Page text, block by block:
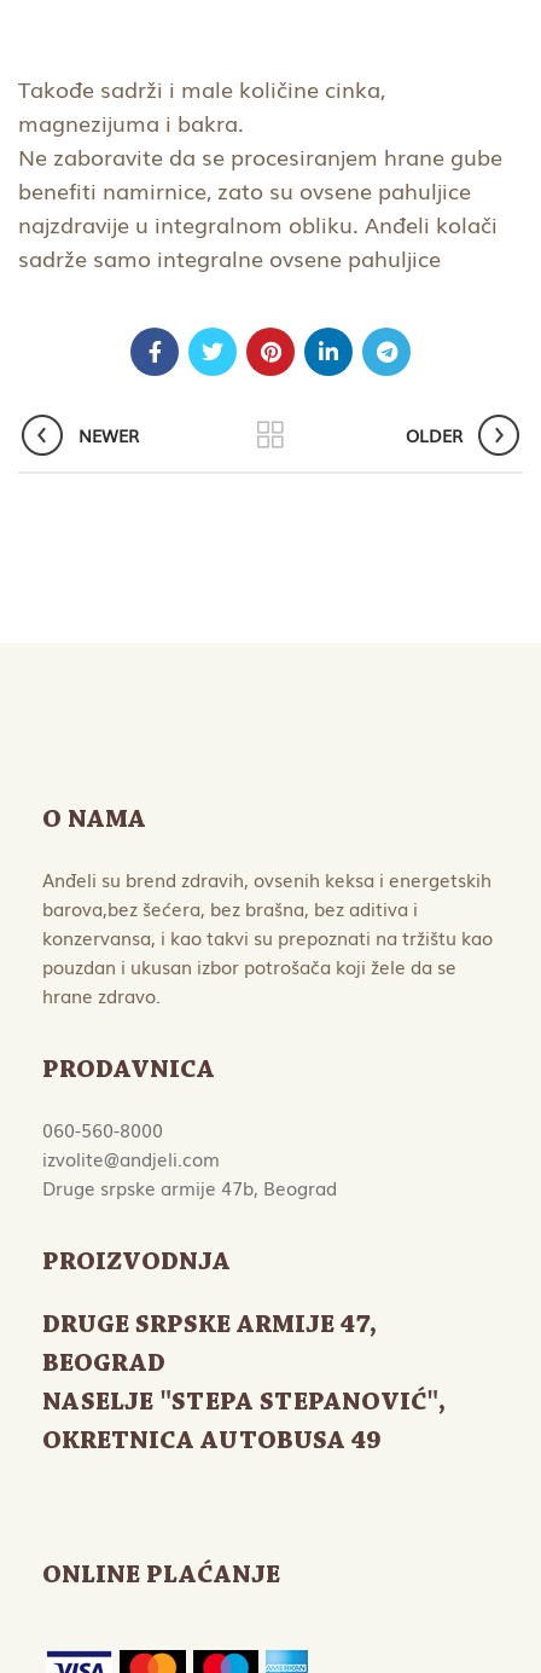
Takođe sadrži i male količine cinka,
magnezijuma i bakra.
Ne zaboravite da se procesiranjem hrane gube
benefiti namirnice, zato su ovsene pahuljice
najzdravije u integralnom obliku. Anđeli kolači
sadrže samo integralne ovsene pahuljice
NEWER OLDER
O NAMA
Anđeli su brend zdravih, ovsenih keksa i energetskih
barova,bez šećera, bez brašna, bez aditiva i
konzervansa, i kao takvi su prepoznati na tržištu kao
pouzdan i ukusan izbor potrošača koji žele da se
hrane zdravo.
PRODAVNICA
060-560-8000
izvolite@andjeli.com
Druge srpske armije 47b, Beograd
PROIZVODNJA
DRUGE SRPSKE ARMIJE 47,
BEOGRAD
NASELJE "STEPA STEPANOVIĆ",
OKRETNICA AUTOBUSA 49
ONLINE PLAĆANJE